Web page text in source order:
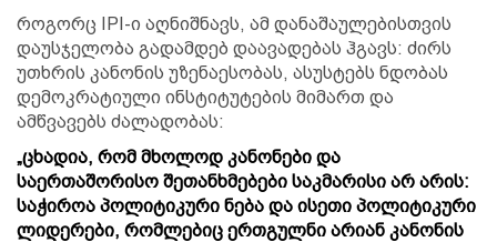
როგორც IPI-ი აღნიშნავს, ამ დანაშაულებისთვის
დაუსჯელობა გადამდებ დაავადებას ჰგავს: ძირს
უთხრის კანონის უზენაესობას, ასუსტებს ნდობას
დემოკრატიული ინსტიტუტების მიმართ და
ამწვავებს ძალადობას:
„ცხადია, რომ მხოლოდ კანონები და
საერთაშორისო შეთანხმებები საკმარისი არ არის:
საჭიროა პოლიტიკური ნება და ისეთი პოლიტიკური
ლიდერები, რომლებიც ერთგულნი არიან კანონის